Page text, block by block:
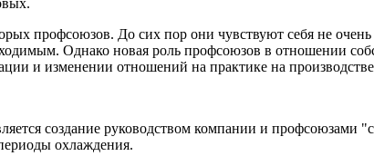
профсоюзов. До сих пор они чувствуют себя не
Однако новая роль профсоюзов в отно­шении
и изменении отношений на практике на
создание руководством компании и профсоюзами
охлаждения.